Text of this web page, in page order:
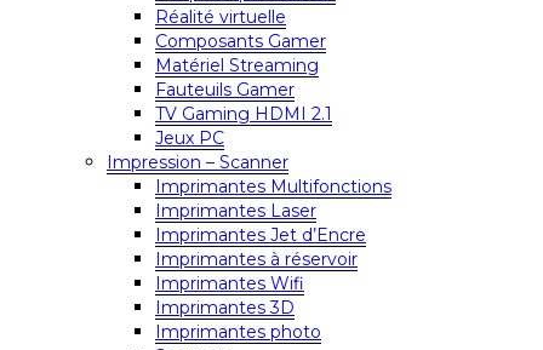
Réalité virtuelle
Composants Gamer
Matériel Streaming
Fauteuils Gamer
TV Gaming HDMI 2.1
Jeux PC
Impression – Scanner
Imprimantes Multifonctions
Imprimantes Laser
Imprimantes Jet d’Encre
Imprimantes à réservoir
Imprimantes Wifi
Imprimantes 3D
Imprimantes photo